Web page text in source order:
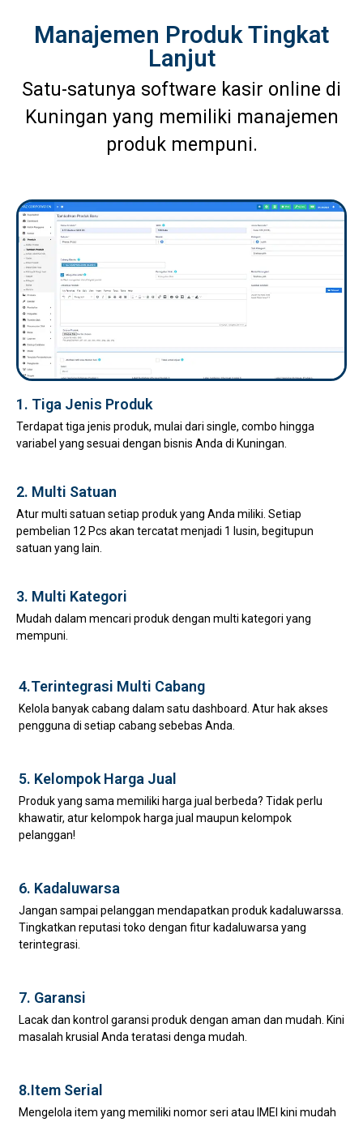
Manajemen Produk Tingkat
Lanjut
Satu-satunya software kasir online di
Kuningan yang memiliki manajemen
produk mempuni.
1. Tiga Jenis Produk
Terdapat tiga jenis produk, mulai dari single, combo hingga
variabel yang sesuai dengan bisnis Anda di Kuningan.
2. Multi Satuan
Atur multi satuan setiap produk yang Anda miliki. Setiap
pembelian 12 Pcs akan tercatat menjadi 1 lusin, begitupun
satuan yang lain.
3. Multi Kategori
Mudah dalam mencari produk dengan multi kategori yang
mempuni.
4.Terintegrasi Multi Cabang
Kelola banyak cabang dalam satu dashboard. Atur hak akses
pengguna di setiap cabang sebebas Anda.
5. Kelompok Harga Jual
Produk yang sama memiliki harga jual berbeda? Tidak perlu
khawatir, atur kelompok harga jual maupun kelompok
pelanggan!
6. Kadaluwarsa
Jangan sampai pelanggan mendapatkan produk kadaluwarssa.
Tingkatkan reputasi toko dengan fitur kadaluwarsa yang
terintegrasi.
7. Garansi
Lacak dan kontrol garansi produk dengan aman dan mudah. Kini
masalah krusial Anda teratasi denga mudah.
8.Item Serial
Mengelola item yang memiliki nomor seri atau IMEI kini mudah